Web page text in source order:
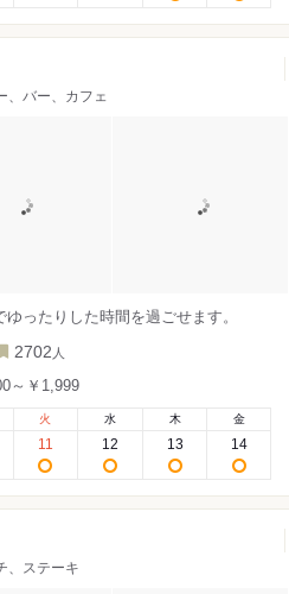
、バー、カフェ
ったりした時間を過ごせます。
2702 人
～￥1,999
火
11
水
12
木
13
金
14
、ステーキ